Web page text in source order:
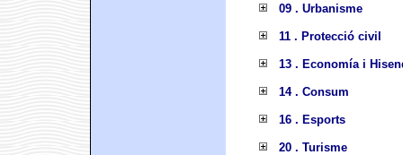
09 . Urbanisme
11 . Protecció civil
13 . Economía i
14 . Consum
16 . Esports
20 . Turisme